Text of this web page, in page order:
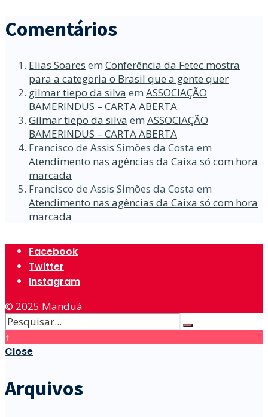
Comentários
Elias Soares em Conferência da Fetec mostra
para a categoria o Brasil que a gente quer
gilmar tiepo da silva em ASSOCIAÇÃO
BAMERINDUS – CARTA ABERTA
Gilmar tiepo da silva em ASSOCIAÇÃO
BAMERINDUS – CARTA ABERTA
Francisco de Assis Simões da Costa em
Atendimento nas agências da Caixa só com hora
marcada
Francisco de Assis Simões da Costa em
Atendimento nas agências da Caixa só com hora
marcada
Facebook
Twitter
Instagram
© 2025 Manduá
↑
Close
Arquivos